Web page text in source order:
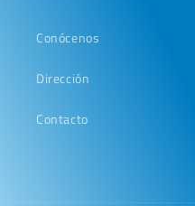
Conócenos
Dirección
Contacto